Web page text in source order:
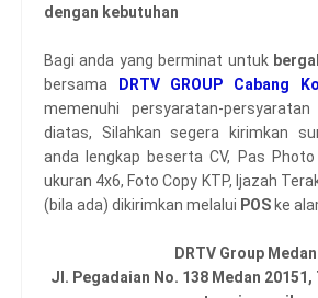
dengan kebutuhan
Bagi anda yang berminat untuk
bersama
DRTV GROUP Cabang
memenuhi persyaratan-
diatas, Silahkan segera kirimkan
anda lengkap beserta CV, Pas
ukuran 4x6, Foto Copy KTP, Ijazah
(bila ada) dikirimkan melalui POS ke
DRTV Group Medan
Jl. Pegadaian No. 138 Medan 20151,